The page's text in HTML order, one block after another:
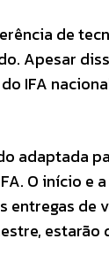
de
Apesar
IFA
adaptada
O início e
entregas
estarão